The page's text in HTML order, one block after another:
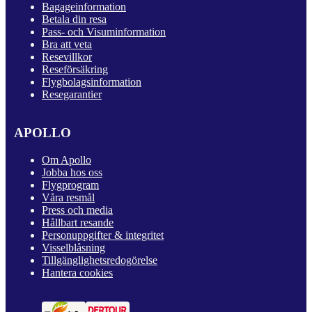
Bagageinformation
Betala din resa
Pass- och Visuminformation
Bra att veta
Resevillkor
Reseförsäkring
Flygbolagsinformation
Resegarantier
APOLLO
Om Apollo
Jobba hos oss
Flygprogram
Våra resmål
Press och media
Hållbart resande
Personuppgifter & integritet
Visselblåsning
Tillgänglighetsredogörelse
Hantera cookies